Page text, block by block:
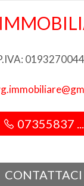
07355837 ...
CONTATTACI